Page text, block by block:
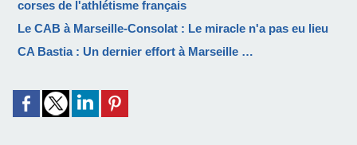
corses de l'athlétisme français
Le CAB à Marseille-Consolat : Le miracle n'a pas eu lieu
CA Bastia : Un dernier effort à Marseille …